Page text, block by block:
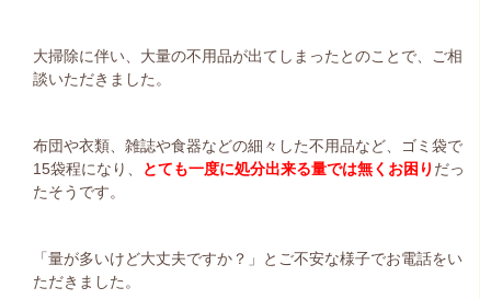
大掃除に伴い、大量の不用品が出てしまったとのことで、ご相
談いただきました。
布団や衣類、雑誌や食器などの細々した不用品など、ゴミ袋で
15袋程になり、
とても一度に処分出来る量では無くお困り だっ
たそうです。
「量が多いけど大丈夫ですか？」とご不安な様子でお電話をい
ただきました。